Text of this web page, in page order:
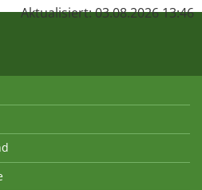
Aktualisiert: 03.08.2026 13:46